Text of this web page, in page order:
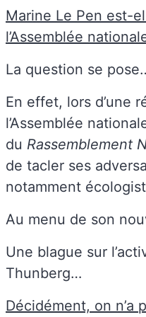
Marine Le Pen est-
l’Assemblée
La question se
En effet, lors d’une
l’Assemblée
du Rassemblement
de tacler ses
notamment
Au menu de son
Une blague sur
Thunberg…
Décidément, on n’a